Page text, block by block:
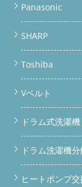
Panasonic
SHARP
Toshiba
Vベルト
ドラム式洗濯
ドラム洗濯機
ヒートポンプ交